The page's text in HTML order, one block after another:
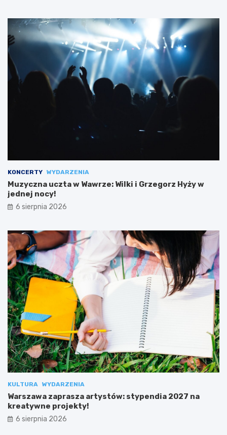
KONCERTY WYDARZENIA
Muzyczna uczta w Wawrze: Wilki i Grzegorz Hyży w
jednej nocy!
6 sierpnia 2026
KULTURA WYDARZENIA
Warszawa zaprasza artystów: stypendia 2027 na
kreatywne projekty!
6 sierpnia 2026